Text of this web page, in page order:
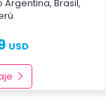
Argentina, Brasil,
USD